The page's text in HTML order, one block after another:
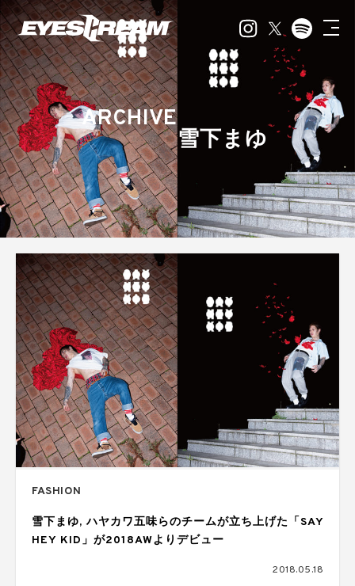
ARCHIVE
雪下まゆ
FASHION
雪下まゆ, ハヤカワ五味らのチームが立ち上げた「SAY
HEY KID」が2018AWよりデビュー
2018.05.18